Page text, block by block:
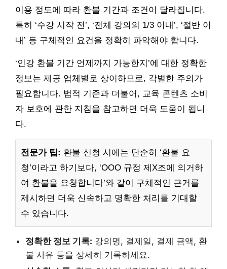
이용 정도에 따라 환불 기간과 조건이 달라집니다.
특히 ‘수강 시작 전’, ‘전체 강의의 1/3 이내’, ‘절반 이
내’ 등 구체적인 요건을 정확히 파악해야 합니다.
‘인강 환불 기간 언제까지 가능한지’에 대한 정확한
정보는 제공 업체별로 상이하므로, 각별한 주의가
필요합니다. 법적 기준과 더불어, 교육 콘텐츠 소비
자 보호에 관한 지침을 참고하면 더욱 도움이 됩니
다.
전문가 팁: 환불 신청 시에는 단순히 ‘환불 요
청’이라고 하기보다, ‘OOO 규정 제X조에 의거하
여 환불을 요청합니다’와 같이 구체적인 근거를
제시하면 더욱 신속하고 명확한 처리를 기대할
수 있습니다.
정확한 정보 기록: 강의명, 결제일, 결제 금액, 환
불 사유 등을 상세히 기록하세요.